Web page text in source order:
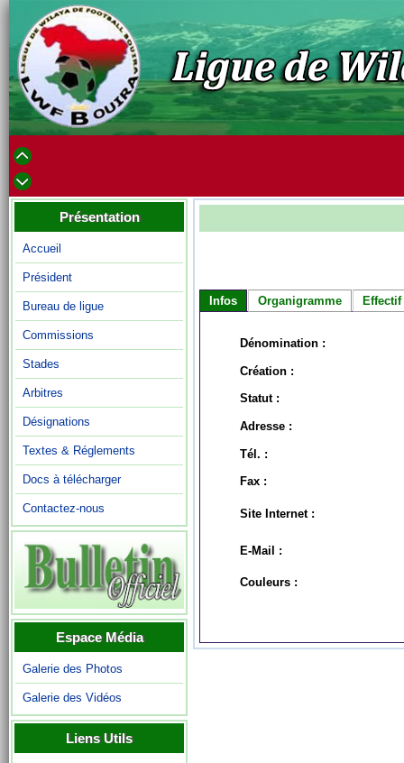
Présentation
Accueil
Président
Bureau de ligue
Commissions
Stades
Arbitres
Désignations
Textes & Réglements
Docs à télécharger
Contactez-nous
Espace Média
Galerie des Photos
Galerie des Vidéos
Liens Utils
Infos Organigramme Effectif
Dénomination :
Création :
Statut :
Adresse :
Tél. :
Fax :
Site Internet :
E-Mail :
Couleurs :